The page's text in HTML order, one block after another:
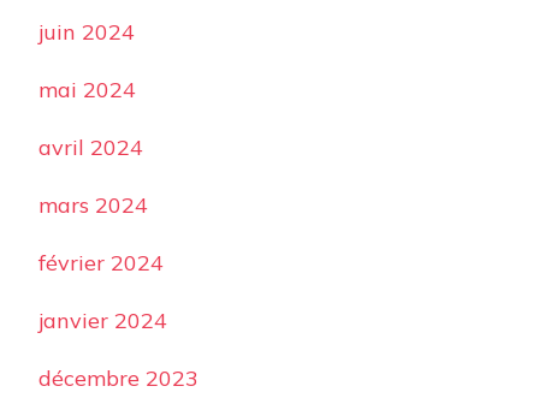
juin 2024
mai 2024
avril 2024
mars 2024
février 2024
janvier 2024
décembre 2023